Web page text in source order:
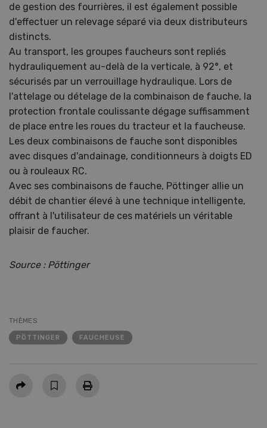
de gestion des fourrières, il est également possible
d'effectuer un relevage séparé via deux distributeurs
distincts.
Au transport, les groupes faucheurs sont repliés
hydrauliquement au-delà de la verticale, à 92°, et
sécurisés par un verrouillage hydraulique. Lors de
l'attelage ou dételage de la combinaison de fauche, la
protection frontale coulissante dégage suffisamment
de place entre les roues du tracteur et la faucheuse.
Les deux combinaisons de fauche sont disponibles
avec disques d'andainage, conditionneurs à doigts ED
ou à rouleaux RC.
Avec ses combinaisons de fauche, Pöttinger allie un
débit de chantier élevé à une technique intelligente,
offrant à l'utilisateur de ces matériels un véritable
plaisir de faucher.
Source : Pöttinger
THÈMES
PÖTTINGER FAUCHEUSE
Partager